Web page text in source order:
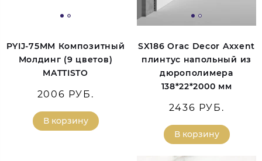
PYIJ-75MM Композитный
Молдинг (9 цветов)
MATTISTO
2006 РУБ.
В корзину
SX186 Orac Decor Axxent
плинтус напольный из
дюрополимера
138*22*2000 мм
2436 РУБ.
В корзину